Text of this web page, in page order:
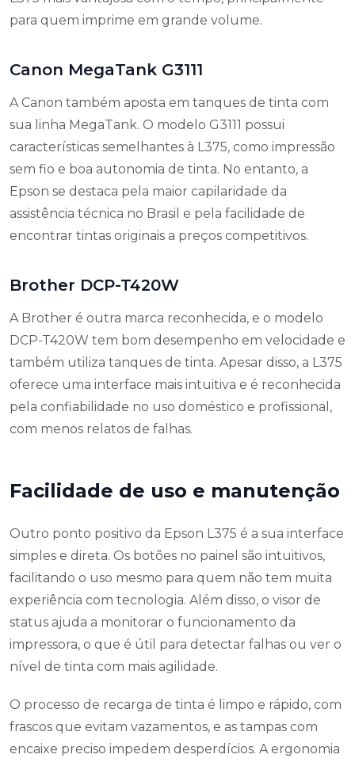
para quem imprime em grande volume.
Canon MegaTank G3111
A Canon também aposta em tanques de tinta com
sua linha MegaTank. O modelo G3111 possui
características semelhantes à L375, como impressão
sem fio e boa autonomia de tinta. No entanto, a
Epson se destaca pela maior capilaridade da
assistência técnica no Brasil e pela facilidade de
encontrar tintas originais a preços competitivos.
Brother DCP-T420W
A Brother é outra marca reconhecida, e o modelo
DCP-T420W tem bom desempenho em velocidade e
também utiliza tanques de tinta. Apesar disso, a L375
oferece uma interface mais intuitiva e é reconhecida
pela confiabilidade no uso doméstico e profissional,
com menos relatos de falhas.
Facilidade de uso e manutenção
Outro ponto positivo da Epson L375 é a sua interface
simples e direta. Os botões no painel são intuitivos,
facilitando o uso mesmo para quem não tem muita
experiência com tecnologia. Além disso, o visor de
status ajuda a monitorar o funcionamento da
impressora, o que é útil para detectar falhas ou ver o
nível de tinta com mais agilidade.
O processo de recarga de tinta é limpo e rápido, com
frascos que evitam vazamentos, e as tampas com
encaixe preciso impedem desperdícios. A ergonomia